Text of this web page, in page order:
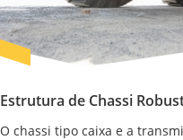
Estrutura de Chassi
O chassi tipo caixa e a